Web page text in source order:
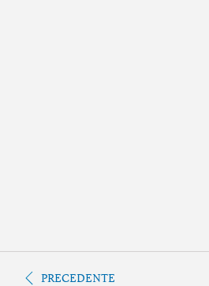
PRECEDENTE